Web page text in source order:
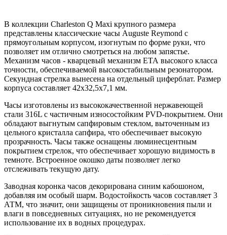
В коллекции Charleston Q Maxi крупного размера
представлены классические часы Auguste Reymond с
прямоугольным корпусом, изогнутым по форме руки, что
позволяет им отлично смотреться на любом запястье.
Механизм часов - кварцевый механизм ЕТА высокого класса
точности, обеспечиваемой высокостабильным резонатором.
Секундная стрелка вынесена на отдельный циферблат. Размер
корпуса составляет 42x32,5x7,1 мм.
Часы изготовлены из высококачественной нержавеющей
стали 316L с частичным износостойким PVD-покрытием. Они
обладают выгнутым сапфировым стеклом, выточенным из
цельного кристалла сапфира, что обеспечивает высокую
прозрачность. Часы также оснащены люминесцентным
покрытием стрелок, что обеспечивает хорошую видимость в
темноте. Встроенное окошко даты позволяет легко
отслеживать текущую дату.
Заводная коронка часов декорирована синим кабошоном,
добавляя им особый шарм. Водостойкость часов составляет 3
АТМ, что значит, они защищены от проникновения пыли и
влаги в повседневных ситуациях, но не рекомендуется
использование их в водных процедурах.